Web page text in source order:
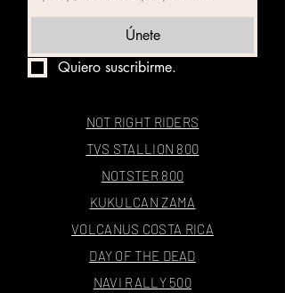
Únete
Quiero suscribirme.
NOT RIGHT RIDERS
TVS STALLION 800
NOTSTER 800
KUKULCAN ZAMA
VOLCANUS COSTA RICA
DAY OF THE DEAD
NAVI RALLY 500